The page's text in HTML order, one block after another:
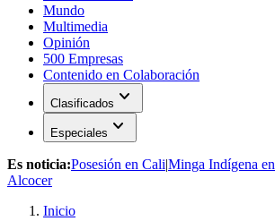
Mundo
Multimedia
Opinión
500 Empresas
Contenido en Colaboración
Clasificados expand_more
Especiales expand_more
Es noticia:Posesión en Cali|Minga Indígena
Alcocer
Inicio